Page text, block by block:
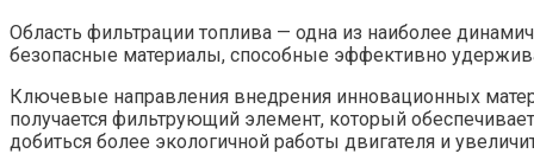
Область фильтрации топлива — одна из наиболее
безопасные материалы, способные эффективно
Ключевые направления внедрения инновационных
получается фильтрующий элемент, который
добиться более экологичной работы двигателя и